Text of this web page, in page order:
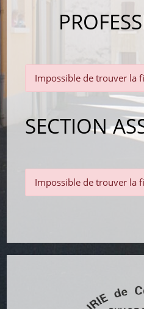
Impossible de trouver la
SECTION
Impossible de trouver la